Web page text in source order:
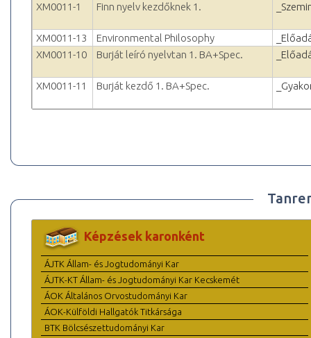
XM0011-1 Finn nyelv kezdőknek 1.
XM0011-13 Environmental Philosophy
XM0011-10
Burját leíró nyelvtan 1. BA+Spec.
XM0011-11 Burját kezdő 1. BA+Spec.
Képzések karonként
ÁJTK Állam- és Jogtudományi Kar
ÁJTK-KT Állam- és Jogtudományi Kar Kecskemét
ÁOK Általános Orvostudományi Kar
ÁOK-Külföldi Hallgatók Titkársága
BTK Bölcsészettudományi Kar